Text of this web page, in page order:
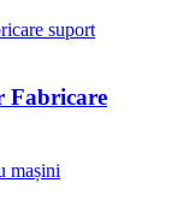
Fabricare